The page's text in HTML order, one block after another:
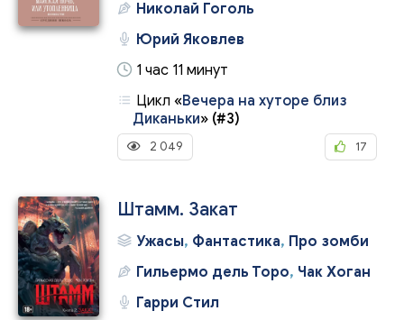
Николай Гоголь
Юрий Яковлев
1 час 11 минут
Цикл «Вечера на хуторе близ
Диканьки» (#3)
2 049 17
Штамм. Закат
Ужасы, Фантастика, Про зомби
Гильермо дель Торо, Чак Хоган
Гарри Стил